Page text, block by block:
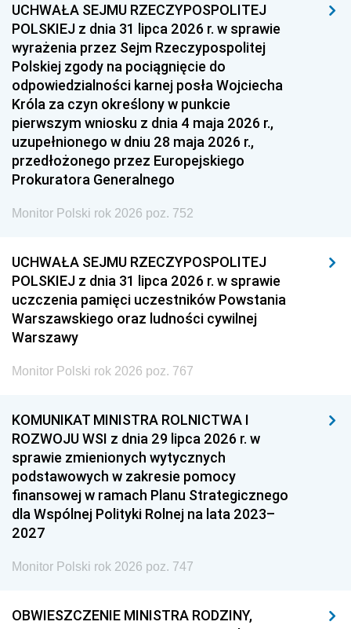
UCHWAŁA SEJMU RZECZYPOSPOLITEJ
POLSKIEJ z dnia 31 lipca 2026 r. w sprawie
wyrażenia przez Sejm Rzeczypospolitej
Polskiej zgody na pociągnięcie do
odpowiedzialności karnej posła Wojciecha
Króla za czyn określony w punkcie
pierwszym wniosku z dnia 4 maja 2026 r.,
uzupełnionego w dniu 28 maja 2026 r.,
przedłożonego przez Europejskiego
Prokuratora Generalnego
Monitor Polski rok 2026 poz. 752
UCHWAŁA SEJMU RZECZYPOSPOLITEJ
POLSKIEJ z dnia 31 lipca 2026 r. w sprawie
uczczenia pamięci uczestników Powstania
Warszawskiego oraz ludności cywilnej
Warszawy
Monitor Polski rok 2026 poz. 767
KOMUNIKAT MINISTRA ROLNICTWA I
ROZWOJU WSI z dnia 29 lipca 2026 r. w
sprawie zmienionych wytycznych
podstawowych w zakresie pomocy
finansowej w ramach Planu Strategicznego
dla Wspólnej Polityki Rolnej na lata 2023–
2027
Monitor Polski rok 2026 poz. 747
OBWIESZCZENIE MINISTRA RODZINY,